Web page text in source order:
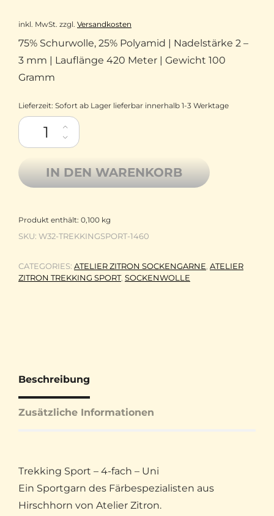
inkl. MwSt. zzgl. Versandkosten
75% Schurwolle, 25% Polyamid | Nadelstärke 2 –
3 mm | Lauflänge 420 Meter | Gewicht 100
Gramm
Lieferzeit: Sofort ab Lager lieferbar innerhalb 1-3 Werktage
Atelier Zitron Sockenwolle Trekking Sport 4-fach Uni 1460
IN DEN WARENKORB
Produkt enthält: 0,100 kg
SKU: W32-TREKKINGSPORT-1460
CATEGORIES: ATELIER ZITRON SOCKENGARNE, ATELIER
ZITRON TREKKING SPORT, SOCKENWOLLE
Beschreibung
Zusätzliche Informationen
Trekking Sport – 4-fach – Uni
Ein Sportgarn des Färbespezialisten aus
Hirschhorn von Atelier Zitron.